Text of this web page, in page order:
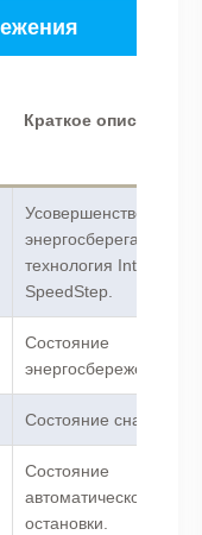
Краткое описание
Усовершенствованная
энергосберегающая
технология Intel
SpeedStep.
Состояние
энергосбережения.
Состояние сна.
Состояние
автоматической
остановки.